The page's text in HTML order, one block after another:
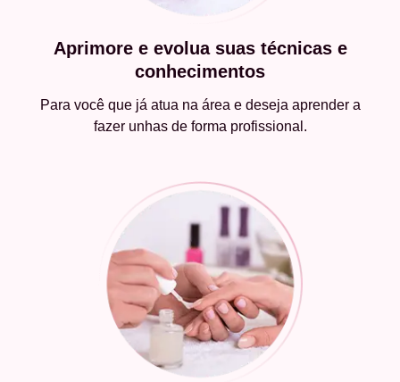
Aprimore e evolua suas técnicas e
conhecimentos
Para você que já atua na área e deseja aprender a
fazer unhas de forma profissional.